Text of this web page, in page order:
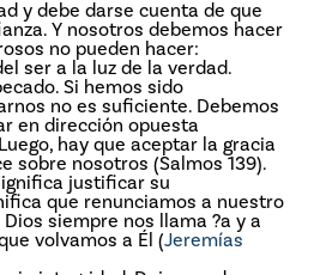
y debe darse cuenta de que
Y nosotros debemos hacer
no pueden hacer:
ser a la luz de la verdad.
Si hemos sido
no es suficiente. Debemos
en dirección opuesta
hay que aceptar la gracia
sobre nosotros (Salmos 139).
justificar su
que renunciamos a nuestro
siempre nos llama ?a y a
volvamos a Él (Jeremías